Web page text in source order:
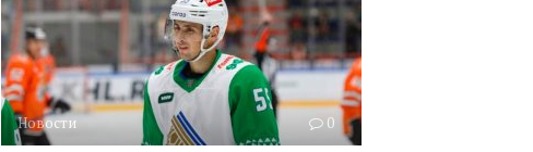
Новости 0